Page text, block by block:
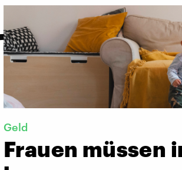
Geld
Frauen müssen